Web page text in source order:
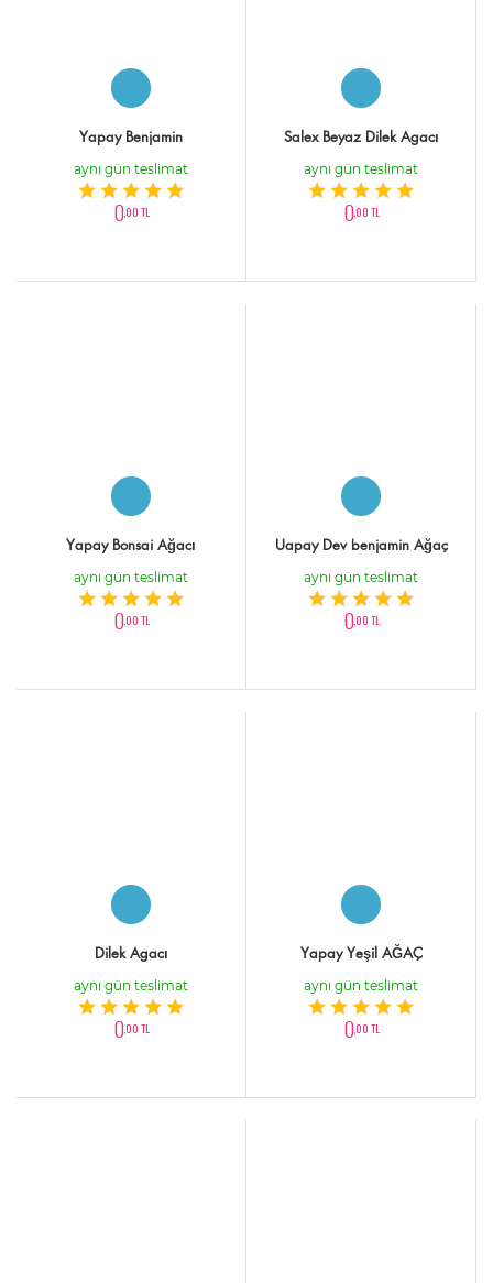
Yapay Benjamin
aynı gün teslimat
0,00 TL
Salex Beyaz Dilek Agacı
aynı gün teslimat
0,00 TL
Yapay Bonsai Ağacı
aynı gün teslimat
0,00 TL
Uapay Dev benjamin Ağaç
aynı gün teslimat
0,00 TL
Dilek Agacı
aynı gün teslimat
0,00 TL
Yapay Yeşil AĞAÇ
aynı gün teslimat
0,00 TL